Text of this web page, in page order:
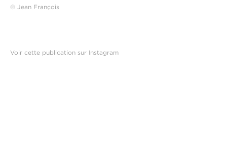
© Jean François
Voir cette publication sur Instagram